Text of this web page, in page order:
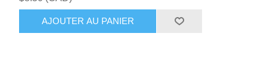
AJOUTER AU PANIER